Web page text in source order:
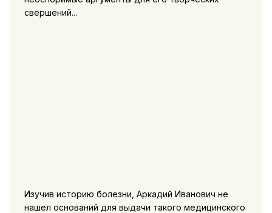
свершений...
Изучив историю болезни, Аркадий Иванович не
нашел оснований для выдачи такого медицинского